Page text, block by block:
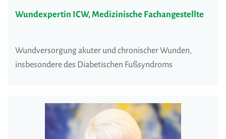
Wundexpertin ICW, Medizinische Fachangestellte
Wundversorgung akuter und chronischer Wunden,
insbesondere des Diabetischen Fußsyndroms